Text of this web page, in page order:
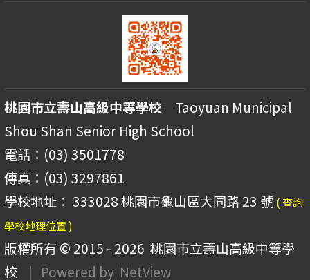
桃園市立壽山高級中等學校 Taoyuan Municipal
Shou Shan Senior High School
電話：(03) 3501778
傳真：(03) 3297861
學校地址： 333028 桃園市龜山區大同路 23 號 ( 查詢
學校地理位置 )
版權所有 © 2015 - 2026 桃園市立壽山高級中等學
校
| Powered by NetView